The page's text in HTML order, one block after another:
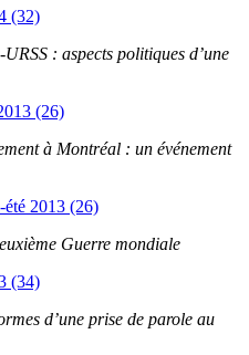
(32)
: aspects politiques d’une
(26)
à Montréal : un événement
2013 (26)
Guerre mondiale
(34)
d’une prise de parole au